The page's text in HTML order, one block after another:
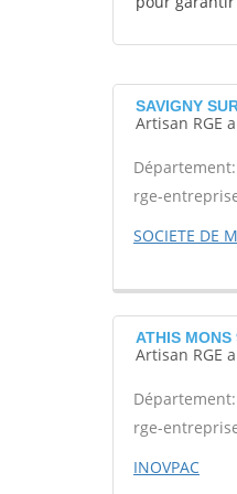
SAVIGNY
Artisan RGE
rge-
SOCIETE DE
ATHIS MONS
Artisan RGE
rge-
INOVPAC